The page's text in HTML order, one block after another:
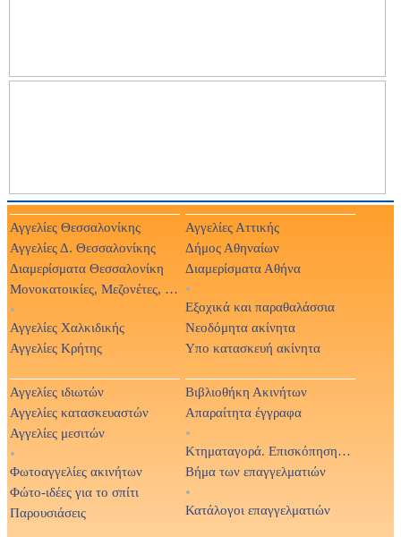
Αγγελίες Θεσσαλονίκης
Αγγελίες Δ. Θεσσαλονίκης
Διαμερίσματα Θεσσαλονίκη
Μονοκατοικίες, Μεζονέτες, Βίλες
•
Αγγελίες Χαλκιδικής
Αγγελίες Κρήτης
Αγγελίες Αττικής
Δήμος Αθηναίων
Διαμερίσματα Αθήνα
•
Εξοχικά και παραθαλάσσια
Νεοδόμητα ακίνητα
Υπο κατασκευή ακίνητα
Αγγελίες ιδιωτών
Αγγελίες κατασκευαστών
Αγγελίες μεσιτών
•
Φωτοαγγελίες ακινήτων
Φώτο-ιδέες για το σπίτι
Παρουσιάσεις
Βιβλιοθήκη Ακινήτων
Απαραίτητα έγγραφα
•
Κτηματαγορά. Επισκόπηση Τύπου
Βήμα των επαγγελματιών
•
Κατάλογοι επαγγελματιών